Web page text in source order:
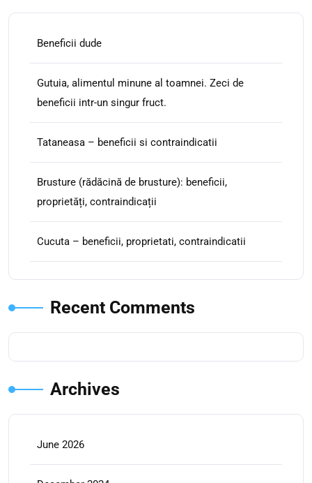
Beneficii dude
Gutuia, alimentul minune al toamnei. Zeci de
beneficii intr-un singur fruct.
Tataneasa – beneficii si contraindicatii
Brusture (rădăcină de brusture): beneficii,
proprietăți, contraindicații
Cucuta – beneficii, proprietati, contraindicatii
Recent Comments
Archives
June 2026